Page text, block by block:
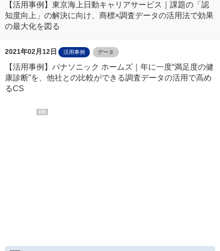
【活用事例】東京海上日動キャリアサービス｜課題の「認
知度向上」の解決に向け、商標×調査データの活用法で効果
の最大化を図る
2021年02月12日 活用事例 データ
【活用事例】パナソニック ホームズ｜年に一度“満足度の健
康診断”を、他社との比較ができる調査データの活用で高め
るCS
PR